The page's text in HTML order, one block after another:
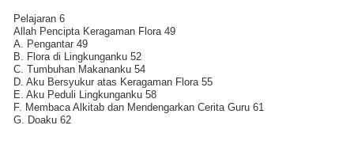
Pelajaran 6
Allah Pencipta Keragaman Flora 49
A. Pengantar 49
B. Flora di Lingkunganku 52
C. Tumbuhan Makananku 54
D. Aku Bersyukur atas Keragaman Flora 55
E. Aku Peduli Lingkunganku 58
F. Membaca Alkitab dan Mendengarkan Cerita Guru 61
G. Doaku 62